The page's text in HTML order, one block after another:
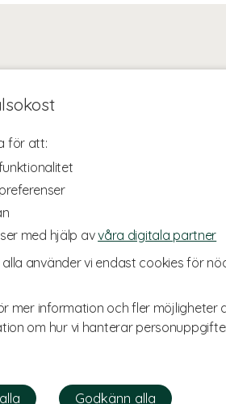
för att:
med hjälp avvåra digitala partner
använder vi endast cookies för
mer information och fler möjligheter
om hur vi hanterar